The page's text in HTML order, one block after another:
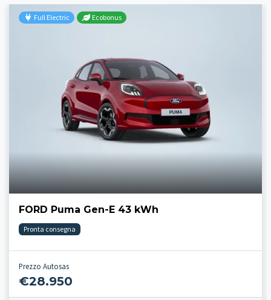
Full Electric Ecobonus
FORD Puma Gen-E 43 kWh
Pronta consegna
Prezzo Autosas
€28.950